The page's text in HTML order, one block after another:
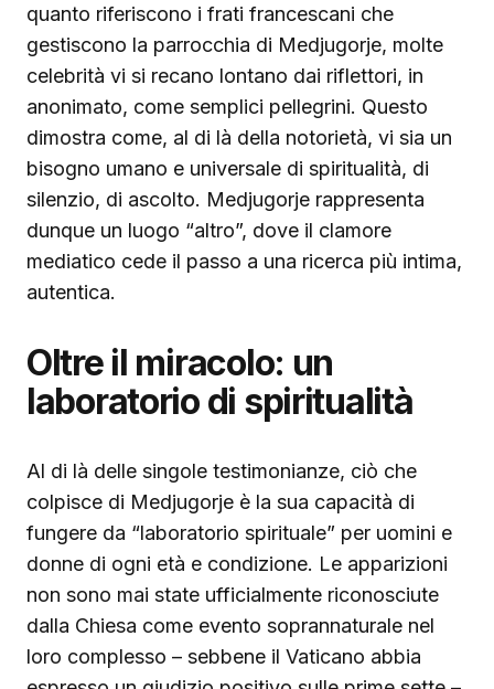
quanto riferiscono i frati francescani che
gestiscono la parrocchia di Medjugorje, molte
celebrità vi si recano lontano dai riflettori, in
anonimato, come semplici pellegrini. Questo
dimostra come, al di là della notorietà, vi sia un
bisogno umano e universale di spiritualità, di
silenzio, di ascolto. Medjugorje rappresenta
dunque un luogo “altro”, dove il clamore
mediatico cede il passo a una ricerca più intima,
autentica.
Oltre il miracolo: un
laboratorio di spiritualità
Al di là delle singole testimonianze, ciò che
colpisce di Medjugorje è la sua capacità di
fungere da “laboratorio spirituale” per uomini e
donne di ogni età e condizione. Le apparizioni
non sono mai state ufficialmente riconosciute
dalla Chiesa come evento soprannaturale nel
loro complesso – sebbene il Vaticano abbia